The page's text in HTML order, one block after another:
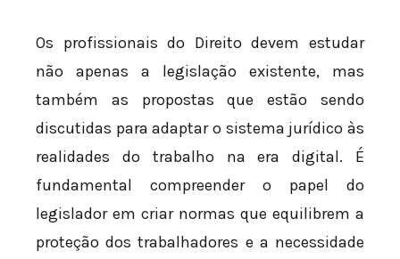
Os profissionais do Direito devem estudar
não apenas a legislação existente, mas
também as propostas que estão sendo
discutidas para adaptar o sistema jurídico às
realidades do trabalho na era digital. É
fundamental compreender o papel do
legislador em criar normas que equilibrem a
proteção dos trabalhadores e a necessidade